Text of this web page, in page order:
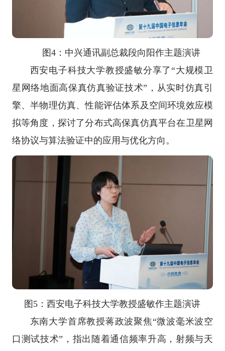
图4：中兴通讯副总裁段向阳作主题演讲
西安电子科技大学教授盛敏分享了“大规模卫
星网络地面高保真仿真验证技术”，从实时仿真引
擎、半物理仿真、性能评估体系及空间环境效应模
拟等角度，探讨了分布式高保真仿真平台在卫星网
络协议与算法验证中的应用与优化方向。
图5：西安电子科技大学教授盛敏作主题演讲
东南大学首席教授蒋政波聚焦“微波毫米波空
口测试技术”，指出随着通信频率升高，射频与天